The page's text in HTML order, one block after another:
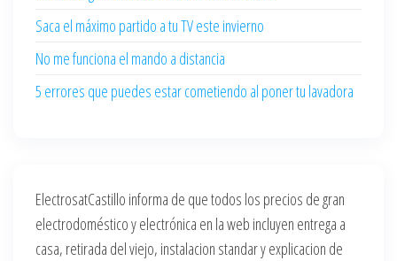
Saca el máximo partido a tu TV este invierno
No me funciona el mando a distancia
5 errores que puedes estar cometiendo al poner tu lavadora
ElectrosatCastillo informa de que todos los precios de gran
electrodoméstico y electrónica en la web incluyen entrega a
casa, retirada del viejo, instalacion standar y explicacion de